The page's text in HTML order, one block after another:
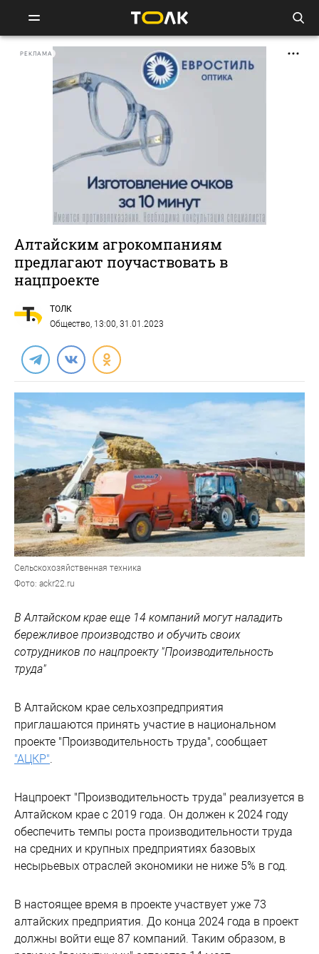
РЕКЛАМА
Алтайским агрокомпаниям
предлагают поучаствовать в
нацпроекте
ТОЛК
Общество, 13:00, 31.01.2023
Сельскохозяйственная техника
Фото: ackr22.ru
В Алтайском крае еще 14 компаний могут наладить
бережливое производство и обучить своих
сотрудников по нацпроекту "Производительность
труда"
В Алтайском крае сельхозпредприятия
приглашаются принять участие в национальном
проекте "Производительность труда", сообщает
"АЦКР"
Нацпроект "Производительность труда" реализуется в
Алтайском крае с 2019 года. Он должен к 2024 году
обеспечить темпы роста производительности труда
на средних и крупных предприятиях базовых
несырьевых отраслей экономики не ниже 5% в год.
В настоящее время в проекте участвует уже 73
алтайских предприятия. До конца 2024 года в проект
должны войти еще 87 компаний. Таким образом, в